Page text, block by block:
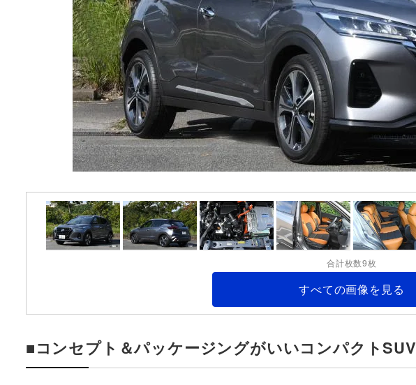
合計枚数9枚
すべての画像を見る
■コンセプト＆パッケージングがいいコンパクトSUV